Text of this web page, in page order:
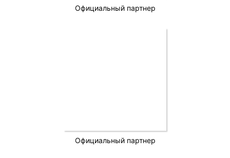
Официальный партнер
Официальный партнер